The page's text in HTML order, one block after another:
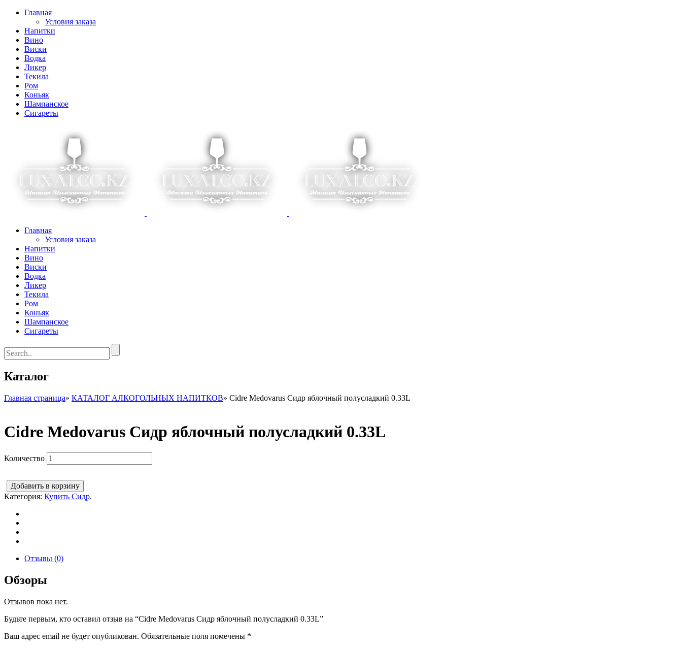
Главная
Условия заказа
Напитки
Вино
Виски
Водка
Ликер
Текила
Ром
Коньяк
Шампанское
Сигареты
Главная
Условия заказа
Напитки
Вино
Виски
Водка
Ликер
Текила
Ром
Коньяк
Шампанское
Сигареты
Каталог
Главная страница» КАТАЛОГ АЛКОГОЛЬНЫХ НАПИТКОВ» Cidre Medovarus Сидр яблочный полусладкий 0.33L
Cidre Medovarus Сидр яблочный полусладкий 0.33L
Количество
Добавить в корзину
Категория: Купить Сидр.
Отзывы (0)
Обзоры
Отзывов пока нет.
Будьте первым, кто оставил отзыв на “Cidre Medovarus Сидр яблочный полусладкий 0.33L”
Ваш адрес email не будет опубликован. Обязательные поля помечены *